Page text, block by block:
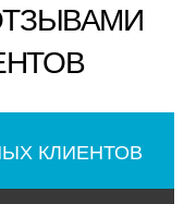
КЛИЕНТОВ